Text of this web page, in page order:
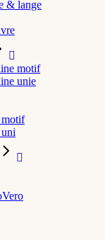
& lange
motif
unie